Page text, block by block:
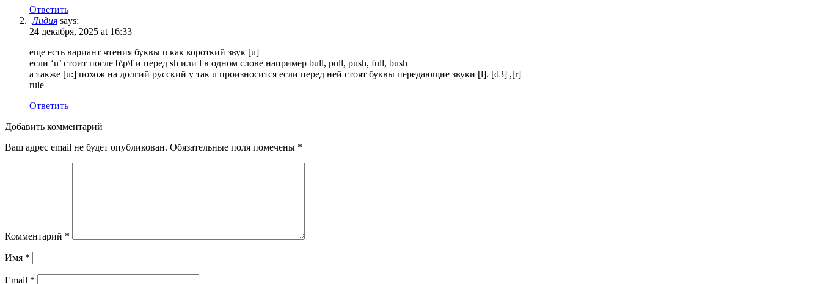
Ответить
Лидия says:
24 декабря, 2025 at 16:33
еще есть вариант чтения буквы u как короткий звук [u]
если ‘u’ стоит после b\p\f и перед sh или l в одном слове например bull, pull, push, full, bush
а также [u:] похож на долгий русский у так u произносится если перед ней стоят буквы передающие звуки [l]. [d3] ,[r]
rule
Ответить
Добавить комментарий
Ваш адрес email не будет опубликован. Обязательные поля помечены *
Комментарий *
Имя *
Email *